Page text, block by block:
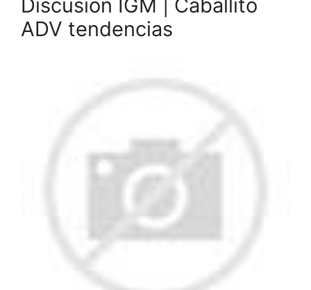
Discusión IGM | Caballito
ADV tendencias